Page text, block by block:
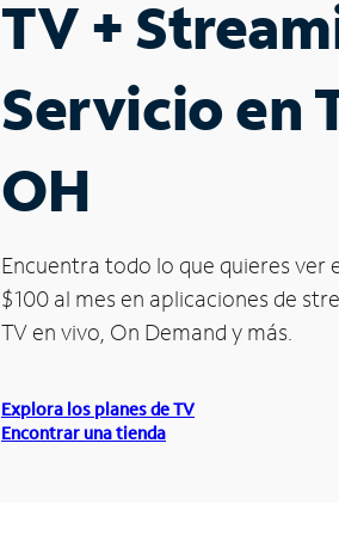
TV +
Servicio en
OH
Encuentra todo lo que quieres ver
$100 al mes en aplicaciones de
TV en vivo, On Demand y más.
Explora los planes de TV
Encontrar una tienda